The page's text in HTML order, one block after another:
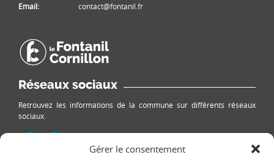
Gérer le consentement
Email:
contact@fontanil.fr
Réseaux sociaux
Retrouvez les informations de la commune sur différents réseaux
sociaux.